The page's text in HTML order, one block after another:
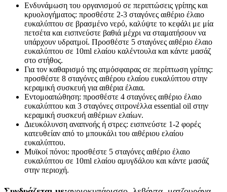
Ενδυνάμωση του οργανισμού σε περιπτώσεις γρίπης και
κρυολογήματος: προσθέστε 2-3 σταγόνες αιθέριο έλαιο
ευκαλύπτου σε βρασμένο νερό, καλύψτε το κεφάλι με μία
πετσέτα και εισπνεύστε βαθιά μέχρι να σταματήσουν να
υπάρχουν υδρατμοί. Προσθέστε 5 σταγόνες αιθέριο έλαιο
ευκαλύπτου σε 10ml ελαίου καλέντουλα και κάντε μασάζ
στο στήθος.
Για τον καθαρισμό της ατμόσφαιρας σε περίπτωση γρίπης:
προσθέστε 8 σταγόνες αιθέρου ελαίου ευκαλύπτου στην
κεραμική συσκευή για αιθέρια έλαια.
Εντομοαπώθηση: προσθέστε 4 σταγόνες αιθέριο έλαιο
ευκαλύπτου και 3 σταγόνες σιτρονέλλα essential oil στην
κεραμική συσκευή αιθέριων ελαίων.
Διευκόλυνση αναπνοής ή στρες: εισπνεύστε 1-2 φορές
κατευθείαν από το μπουκάλι του αιθέριου ελαίου
ευκαλύπτου.
Μυϊκοί πόνοι: προσθέστε 5 σταγόνες αιθέριο έλαιο
ευκαλύπτου σε 10ml ελαίου αμυγδάλου και κάντε μασάζ
στην περιοχή.